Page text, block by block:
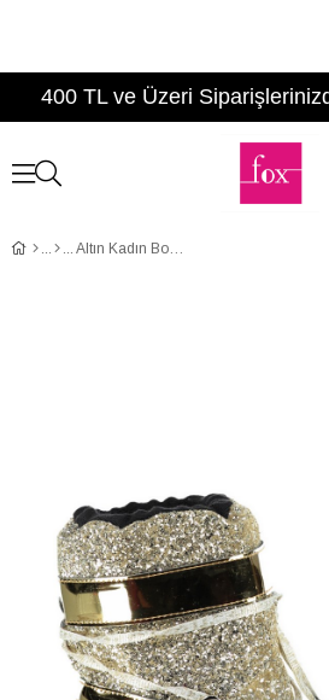
400 TL ve Üzeri
Altın Kadın Bot C960686514